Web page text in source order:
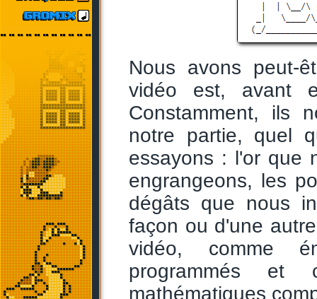
Nous avons peut-
vidéo est, avant
Constamment, ils
notre partie, quel
essayons : l'or que
engrangeons, les
dégâts que nous
façon ou d'une
vidéo, comme
programmés et
mathématiques